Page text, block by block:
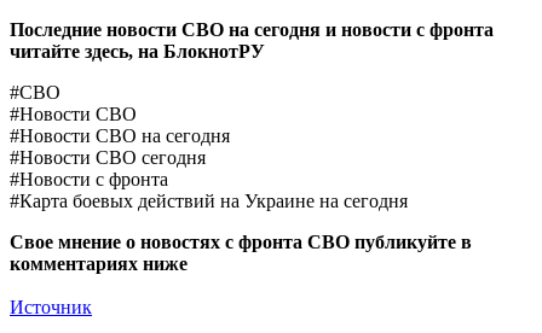
Последние новости СВО на сегодня и новости с фронта
читайте здесь, на БлокнотРУ
#СВО
#Новости СВО
#Новости СВО на сегодня
#Новости СВО сегодня
#Новости с фронта
#Карта боевых действий на Украине на сегодня
Свое мнение о новостях с фронта СВО публикуйте в
комментариях ниже
Источник